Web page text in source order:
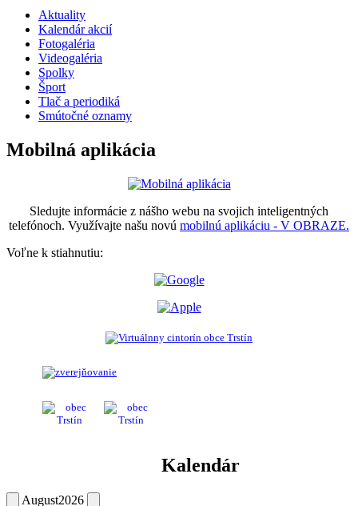
Aktuality
Kalendár akcií
Fotogaléria
Videogaléria
Spolky
Šport
Tlač a periodiká
Smútočné oznamy
Mobilná aplikácia
Sledujte informácie z nášho webu na svojich inteligentných
telefónoch. Využívajte našu novú mobilnú aplikáciu - V OBRAZE.
Voľne k stiahnutiu:
Kalendár
August2026